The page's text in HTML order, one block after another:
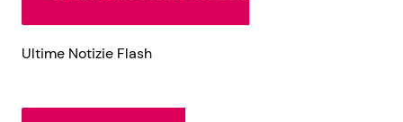
Ultime Notizie Flash